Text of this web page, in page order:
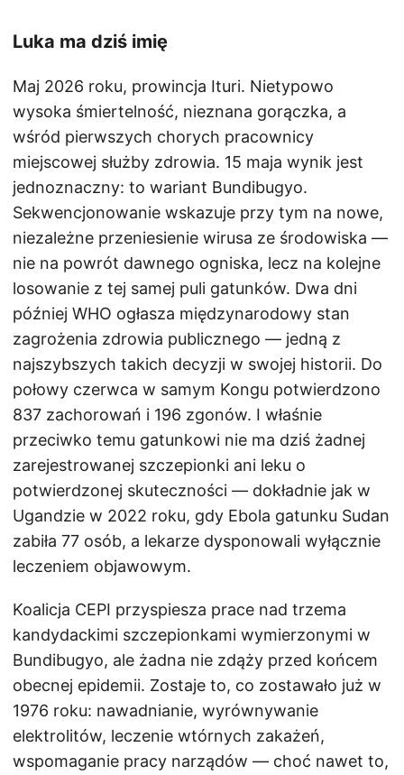
Luka ma dziś imię
Maj 2026 roku, prowincja Ituri. Nietypowo
wysoka śmiertelność, nieznana gorączka, a
wśród pierwszych chorych pracownicy
miejscowej służby zdrowia. 15 maja wynik jest
jednoznaczny: to wariant Bundibugyo.
Sekwencjonowanie wskazuje przy tym na nowe,
niezależne przeniesienie wirusa ze środowiska —
nie na powrót dawnego ogniska, lecz na kolejne
losowanie z tej samej puli gatunków. Dwa dni
później WHO ogłasza międzynarodowy stan
zagrożenia zdrowia publicznego — jedną z
najszybszych takich decyzji w swojej historii. Do
połowy czerwca w samym Kongu potwierdzono
837 zachorowań i 196 zgonów. I właśnie
przeciwko temu gatunkowi nie ma dziś żadnej
zarejestrowanej szczepionki ani leku o
potwierdzonej skuteczności — dokładnie jak w
Ugandzie w 2022 roku, gdy Ebola gatunku Sudan
zabiła 77 osób, a lekarze dysponowali wyłącznie
leczeniem objawowym.
Koalicja CEPI przyspiesza prace nad trzema
kandydackimi szczepionkami wymierzonymi w
Bundibugyo, ale żadna nie zdąży przed końcem
obecnej epidemii. Zostaje to, co zostawało już w
1976 roku: nawadnianie, wyrównywanie
elektrolitów, leczenie wtórnych zakażeń,
wspomaganie pracy narządów — choć nawet to,